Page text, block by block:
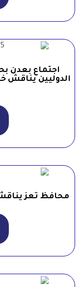
اجتماع بعدن
الدوليين يناقش
محافظ تعز يناقش